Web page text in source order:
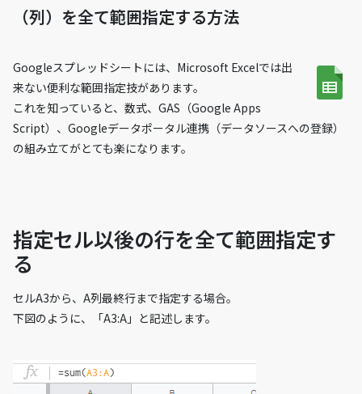
（列）を全て範囲指定する方法
Googleスプレッドシートには、Microsoft Excelでは出
来ない便利な範囲指定技があります。
これを知っていると、数式、GAS（Google Apps
Script）、Googleデータポータル連携（データソースへの登録）
の組み立てがとても楽になります。
指定セル以後の行を全て範囲指定す
る
セルA3から、A列最終行まで指定する場合。
下図のように、「A3:A」と記述します。